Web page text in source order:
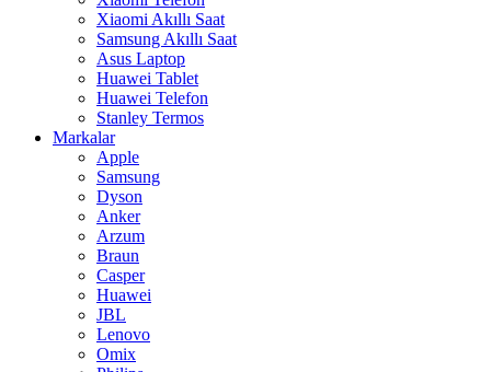
Xiaomi Akıllı Saat
Samsung Akıllı Saat
Asus Laptop
Huawei Tablet
Huawei Telefon
Stanley Termos
Markalar
Apple
Samsung
Dyson
Anker
Arzum
Braun
Casper
Huawei
JBL
Lenovo
Omix